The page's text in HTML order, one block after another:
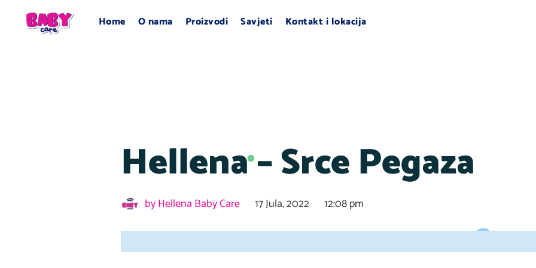
Home O nama Proizvodi Savjeti Kontakt i lokacija
Hellena – Srce Pegaza
byHellena Baby Care 17 Jula, 2022 12:08 pm